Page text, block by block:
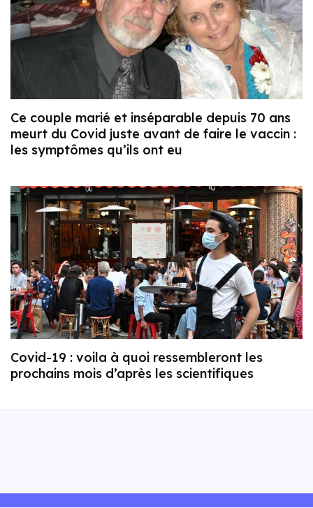
Ce couple marié et inséparable depuis 70 ans
meurt du Covid juste avant de faire le vaccin :
les symptômes qu’ils ont eu
Covid-19 : voila à quoi ressembleront les
prochains mois d’après les scientifiques